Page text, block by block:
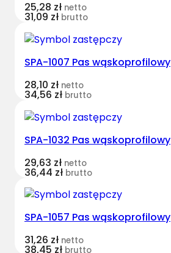
25,28 zł netto
31,09 zł brutto
SPA-1007 Pas wąskoprofilowy
28,10 zł netto
34,56 zł brutto
SPA-1032 Pas wąskoprofilowy
29,63 zł netto
36,44 zł brutto
SPA-1057 Pas wąskoprofilowy
31,26 zł netto
38,45 zł brutto